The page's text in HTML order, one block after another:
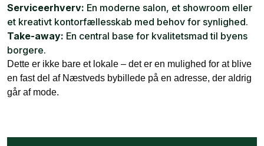
Serviceerhverv: En moderne salon, et showroom eller
et kreativt kontorfællesskab med behov for synlighed.
Take-away: En central base for kvalitetsmad til byens
borgere.
Dette er ikke bare et lokale – det er en mulighed for at blive
en fast del af Næstveds bybillede på en adresse, der aldrig
går af mode.